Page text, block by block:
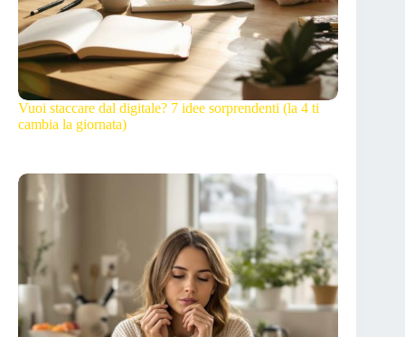
Vuoi staccare dal digitale? 7 idee sorprendenti (la 4 ti
cambia la giornata)